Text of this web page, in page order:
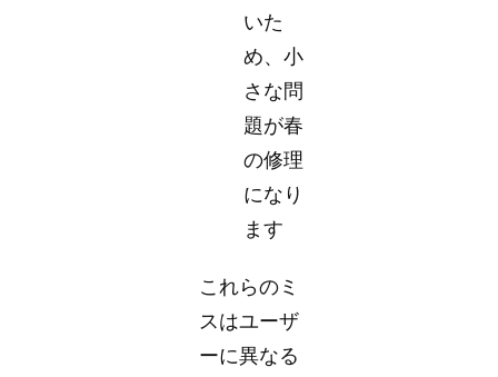
いた
め、小
さな問
題が春
の修理
になり
ます
これらのミ
スはユーザ
ーに異なる